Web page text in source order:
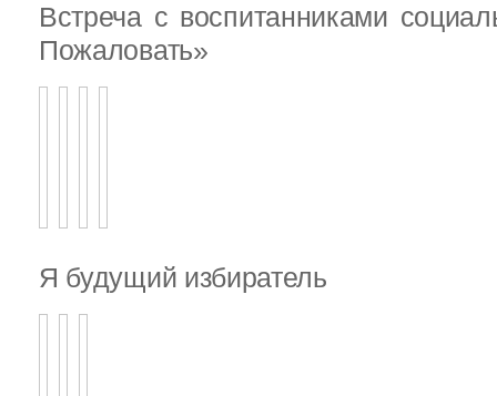
Встреча с воспитанниками
Пожаловать»
Я будущий избиратель